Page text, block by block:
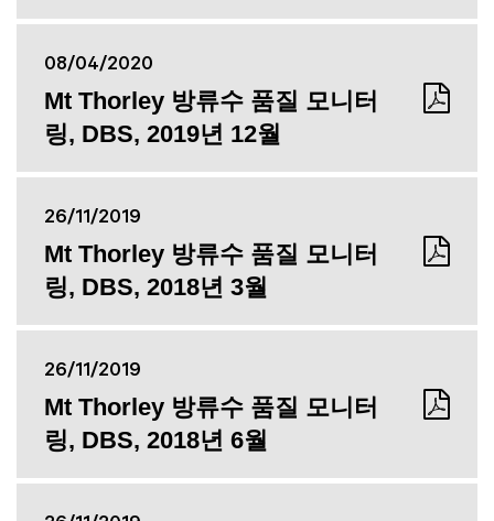
08/04/2020
Mt Thorley 방류수 품질 모니터
링, DBS, 2019년 12월
26/11/2019
Mt Thorley 방류수 품질 모니터
링, DBS, 2018년 3월
26/11/2019
Mt Thorley 방류수 품질 모니터
링, DBS, 2018년 6월